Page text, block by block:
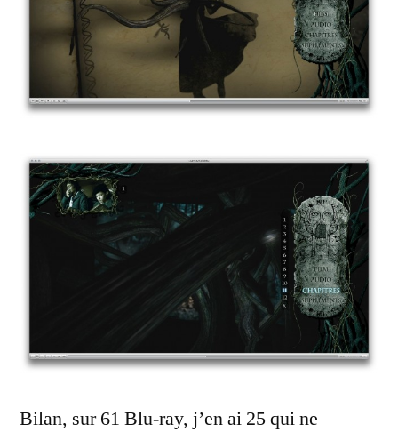
Bilan, sur 61 Blu-ray, j’en ai 25 qui ne